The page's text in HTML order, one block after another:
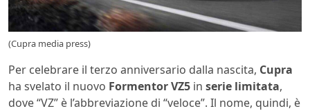
(Cupra media press)
Per celebrare il terzo anniversario dalla nascita, Cupra
ha svelato il nuovo Formentor VZ5 in serie limitata,
dove “VZ” è l’abbreviazione di “veloce”. Il nome, quindi, è